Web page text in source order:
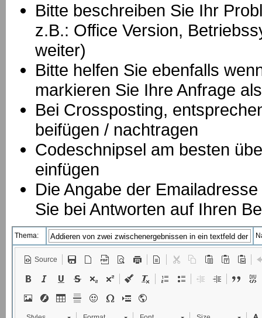
Bitte beschreiben Sie Ihr
z.B.: Office Version,
weiter)
Bitte helfen Sie ebenfalls
markieren Sie Ihre Anfrage
Bei Crossposting,
beifügen / nachtragen
Codeschnipsel am besten
einfügen
Die Angabe der
Sie bei Antworten auf Ihren
Thema:
Source